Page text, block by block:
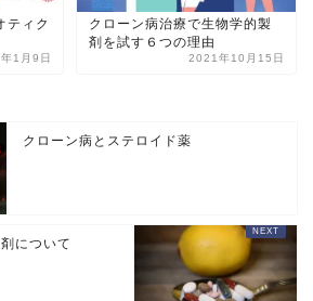
ティク
1月9日
クローン病治療で生物学的製
剤を試す６つの理由
2021年10月15日
クローン病とステロイド薬
について